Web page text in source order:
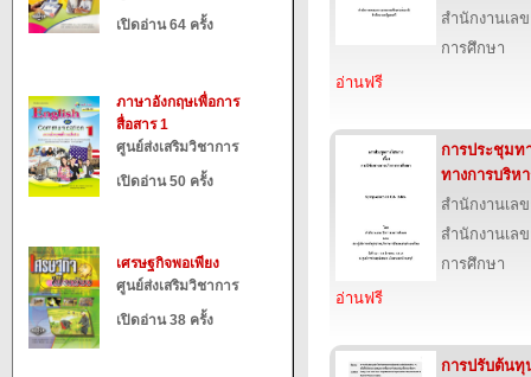
เปิดอ่าน 64 ครั้ง
ภาษาอังกฤษเพื่อการ
สื่อสาร 1
ศูนย์ส่งเสริมวิชาการ
เปิดอ่าน 50 ครั้ง
เศรษฐกิจพอเพียง
ศูนย์ส่งเสริมวิชาการ
เปิดอ่าน 38 ครั้ง
สำนักงานเล
การศึกษา
อ่านฟรี
การประชุมท
ทางการบริห
สำนักงานเล
สำนักงานเล
การศึกษา
อ่านฟรี
การปรับต้นทุ